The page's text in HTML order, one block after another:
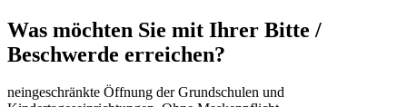
Was möchten Sie mit Ihrer Bitte /
Beschwerde erreichen?
neingeschränkte Öffnung der Grundschulen und